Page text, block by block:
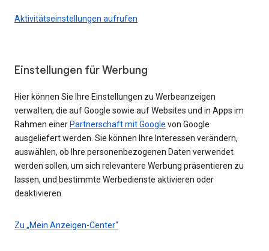
Aktivitätseinstellungen aufrufen
Einstellungen für Werbung
Hier können Sie Ihre Einstellungen zu Werbeanzeigen
verwalten, die auf Google sowie auf Websites und in Apps im
Rahmen einer Partnerschaft mit Google von Google
ausgeliefert werden. Sie können Ihre Interessen verändern,
auswählen, ob Ihre personenbezogenen Daten verwendet
werden sollen, um sich relevantere Werbung präsentieren zu
lassen, und bestimmte Werbedienste aktivieren oder
deaktivieren.
Zu „Mein Anzeigen-Center“